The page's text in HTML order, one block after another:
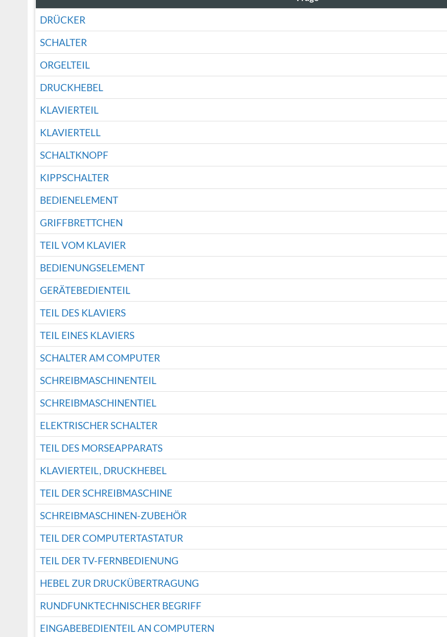
DRÜCKER
SCHALTER
ORGELTEIL
DRUCKHEBEL
KLAVIERTEIL
KLAVIERTELL
SCHALTKNOPF
KIPPSCHALTER
BEDIENELEMENT
GRIFFBRETTCHEN
TEIL VOM KLAVIER
BEDIENUNGSELEMENT
GERÄTEBEDIENTEIL
TEIL DES KLAVIERS
TEIL EINES KLAVIERS
SCHALTER AM COMPUTER
SCHREIBMASCHINENTEIL
SCHREIBMASCHINENTIEL
ELEKTRISCHER SCHALTER
TEIL DES MORSEAPPARATS
KLAVIERTEIL, DRUCKHEBEL
TEIL DER SCHREIBMASCHINE
SCHREIBMASCHINEN-ZUBEHÖR
TEIL DER COMPUTERTASTATUR
TEIL DER TV-FERNBEDIENUNG
HEBEL ZUR DRUCKÜBERTRAGUNG
RUNDFUNKTECHNISCHER BEGRIFF
EINGABEBEDIENTEIL AN COMPUTERN